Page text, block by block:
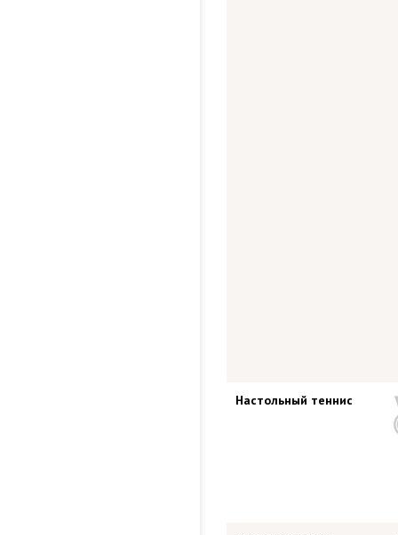
Настольный теннис